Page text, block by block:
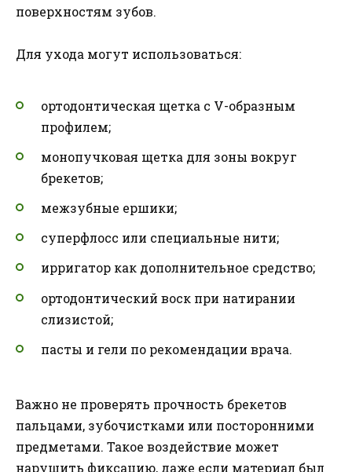
поверхностям зубов.
Для ухода могут использоваться:
ортодонтическая щетка с V-образным
профилем;
монопучковая щетка для зоны вокруг
брекетов;
межзубные ершики;
суперфлосс или специальные нити;
ирригатор как дополнительное средство;
ортодонтический воск при натирании
слизистой;
пасты и гели по рекомендации врача.
Важно не проверять прочность брекетов
пальцами, зубочистками или посторонними
предметами. Такое воздействие может
нарушить фиксацию, даже если материал был